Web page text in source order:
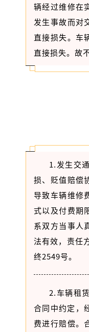
辆经过维修在
发生事故而对
直接损失。车
直接损失。故
1.发生交
损、贬值赔偿
导致车辆维修
式以及付费期
系双方当事人
法有效，责任
终2549号。
2.车辆租
合同中约定，
费进行赔偿。